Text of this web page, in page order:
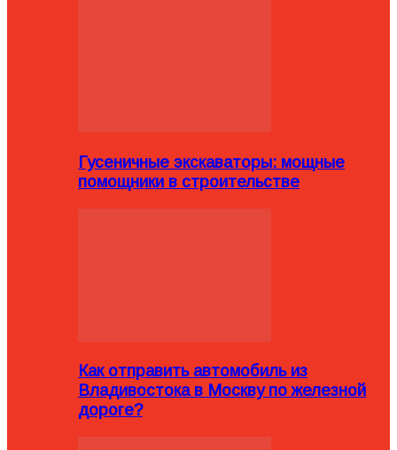
Гусеничные экскаваторы: мощные
помощники в строительстве
Как отправить автомобиль из
Владивостока в Москву по железной
дороге?